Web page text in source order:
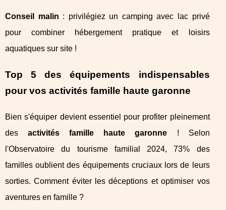
Conseil malin : privilégiez un camping avec lac privé
pour combiner hébergement pratique et loisirs
aquatiques sur site !
Top 5 des équipements indispensables
pour vos activités famille haute garonne
Bien s'équiper devient essentiel pour profiter pleinement
desactivités famille haute garonne ! Selon
l'Observatoire du tourisme familial 2024, 73% des
familles oublient des équipements cruciaux lors de leurs
sorties. Comment éviter les déceptions et optimiser vos
aventures en famille ?